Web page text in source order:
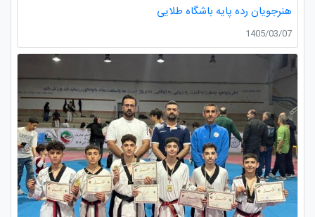
هنرجویان رده پایه باشگاه طلایی
1405/03/07